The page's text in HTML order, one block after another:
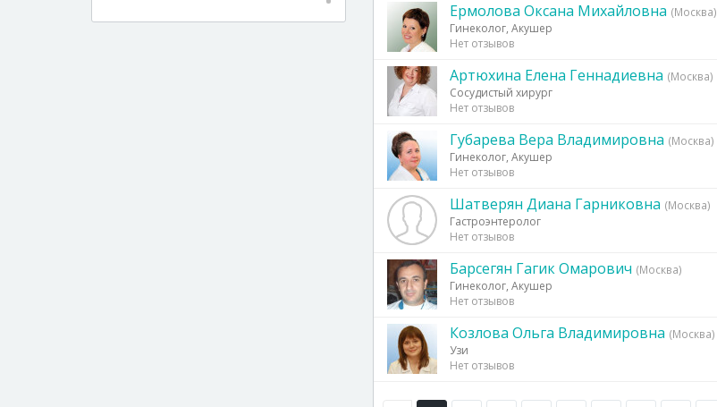
Ермолова Оксана Михайловна (Москва)
Гинеколог, Акушер
Нет отзывов
Артюхина Елена Геннадиевна (Москва)
Сосудистый хирург
Нет отзывов
Губарева Вера Владимировна (Москва)
Гинеколог, Акушер
Нет отзывов
Шатверян Диана Гарниковна (Москва)
Гастроэнтеролог
Нет отзывов
Барсегян Гагик Омарович (Москва)
Гинеколог, Акушер
Нет отзывов
Козлова Ольга Владимировна (Москва)
Узи
Нет отзывов